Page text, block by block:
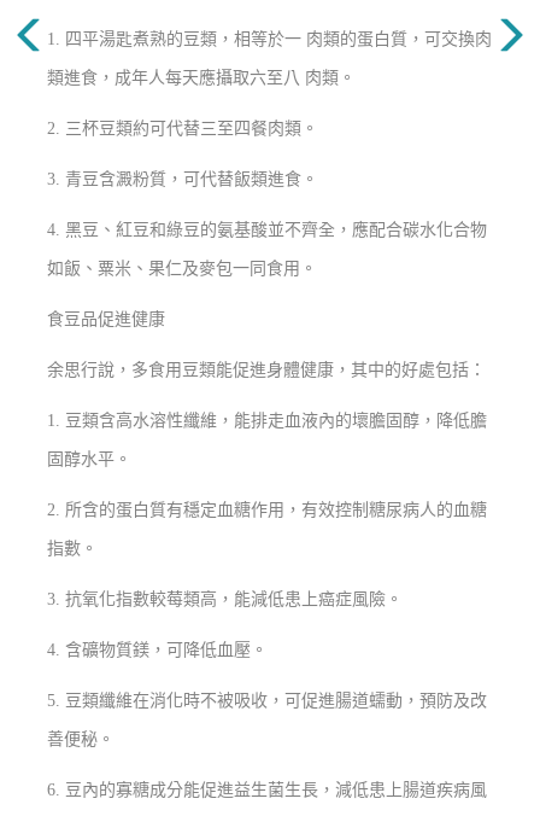
1. 四平湯匙煮熟的豆類，相等於一 肉類的蛋白質，可交換肉
類進食，成年人每天應攝取六至八 肉類。
2. 三杯豆類約可代替三至四餐肉類。
3. 青豆含澱粉質，可代替飯類進食。
4. 黑豆、紅豆和綠豆的氨基酸並不齊全，應配合碳水化合物
如飯、粟米、果仁及麥包一同食用。
食豆品促進健康
余思行說，多食用豆類能促進身體健康，其中的好處包括：
1. 豆類含高水溶性纖維，能排走血液內的壞膽固醇，降低膽
固醇水平。
2. 所含的蛋白質有穩定血糖作用，有效控制糖尿病人的血糖
指數。
3. 抗氧化指數較莓類高，能減低患上癌症風險。
4. 含礦物質鎂，可降低血壓。
5. 豆類纖維在消化時不被吸收，可促進腸道蠕動，預防及改
善便秘。
6. 豆內的寡糖成分能促進益生菌生長，減低患上腸道疾病風